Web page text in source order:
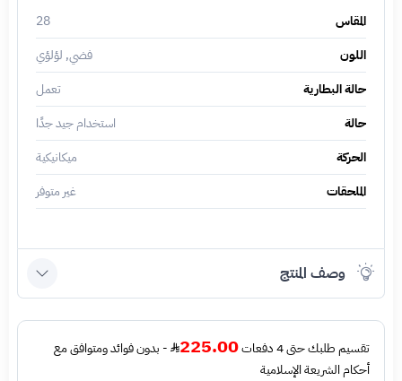
المقاس
28
اللون
فضي, لؤلؤي
حالة البطارية
تعمل
حالة
استخدام جيد جدًا
الحركة
ميكانيكية
الملحقات
غير متوفر
وصف المنتج
تقسيم طلبك حتى 4 دفعات 225.00
- بدون فوائد ومتوافق مع
أحكام الشريعة الإسلامية